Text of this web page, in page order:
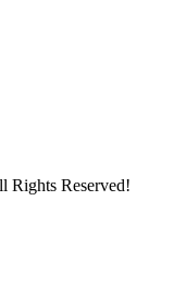
Rights Reserved!